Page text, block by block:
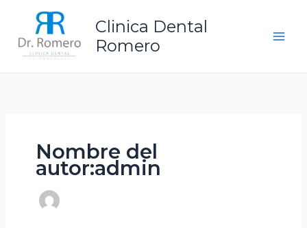
contenido
Clinica Dental
Romero
Nombre del
autor:admin